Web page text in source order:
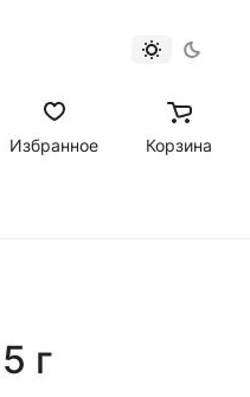
Избранное Корзина
г